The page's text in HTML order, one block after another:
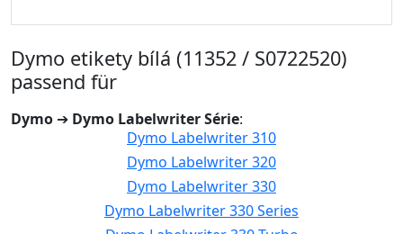
Dymo etikety bílá (11352 / S0722520)
passend für
Dymo ➔ Dymo Labelwriter Série:
Dymo Labelwriter 310
Dymo Labelwriter 320
Dymo Labelwriter 330
Dymo Labelwriter 330 Series